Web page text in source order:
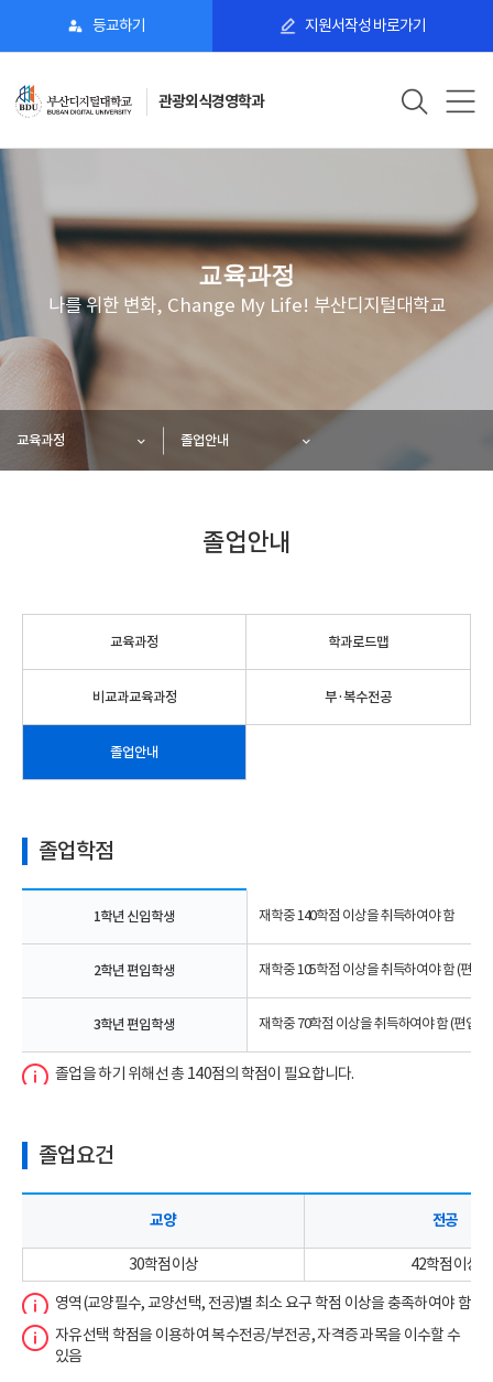
등교하기 지원서작성 바로가기
관광외식경영학과
교육과정
나를 위한 변화, Change My Life! 부산디지털대학교
교육과정 졸업안내
졸업안내
교육과정 학과로드맵
비교과교육과정 부·복수전공
졸업안내
졸업학점
1학년 신입학생 재학중 140학점 이상을 취득하여야 함
2학년 편입학생 재학중 105학점 이상을 취득하여야 함 (편입
3학년 편입학생 재학중 70학점 이상을 취득하여야 함 (편입학
졸업을 하기 위해선 총 140점의 학점이 필요합니다.
졸업요건
교양 전공
30학점 이상
42학점 이상
영역(교양필수, 교양선택, 전공)별 최소 요구 학점 이상을 충족하여야 함
자유선택 학점을 이용하여 복수전공/부전공, 자격증 과목을 이수할 수
있음